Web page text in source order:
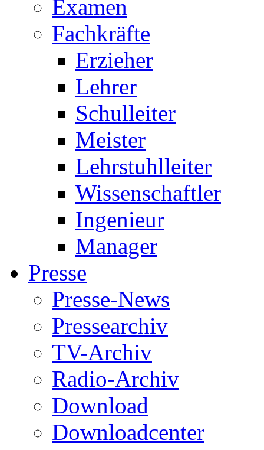
Examen
Fachkräfte
Erzieher
Lehrer
Schulleiter
Meister
Lehrstuhlleiter
Wissenschaftler
Ingenieur
Manager
Presse
Presse-News
Pressearchiv
TV-Archiv
Radio-Archiv
Download
Downloadcenter